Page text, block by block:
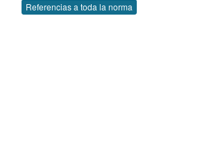
Referencias a toda la norma